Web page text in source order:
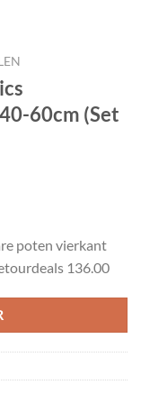
60cm (Set
poten vierkant
136.00